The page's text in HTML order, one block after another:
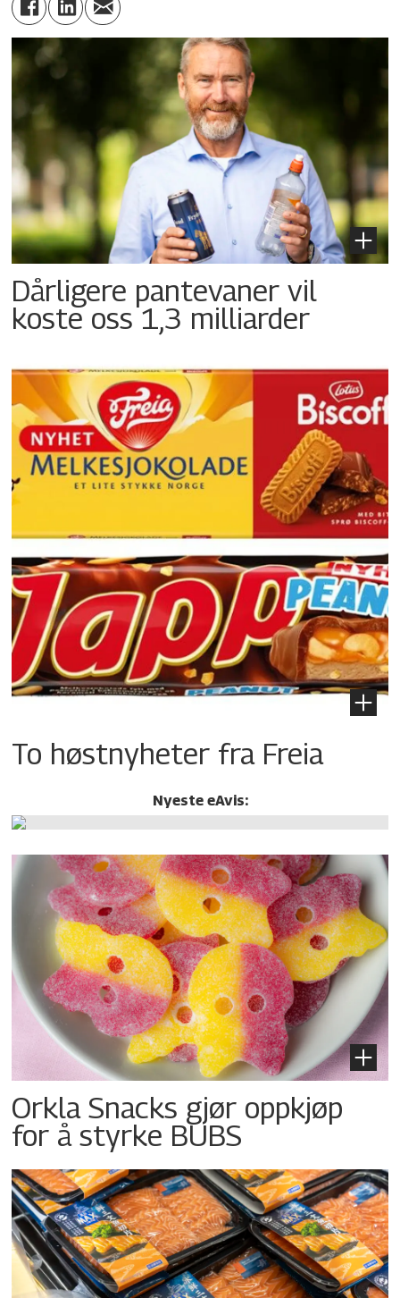
Dårligere pantevaner vil
koste oss 1,3 milliarder
To høstnyheter fra Freia
Nyeste eAvis:
Orkla Snacks gjør oppkjøp
for å styrke BUBS